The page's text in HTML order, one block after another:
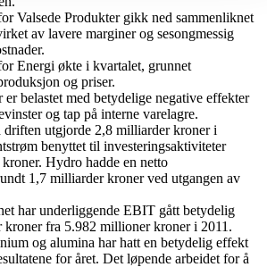
Valsede Produkter gikk ned sammenliknet
av lavere marginer og sesongmessig
Energi økte i kvartalet, grunnet
og priser.
belastet med betydelige negative effekter
og tap på interne varelagre.
driften utgjorde 2,8 milliarder kroner i
benyttet til investeringsaktiviteter
Hydro hadde en netto
1,7 milliarder kroner ved utgangen av
har underliggende EBIT gått betydelig
fra 5.982 millioner kroner i 2011.
og alumina har hatt en betydelig effekt
for året. Det løpende arbeidet for å